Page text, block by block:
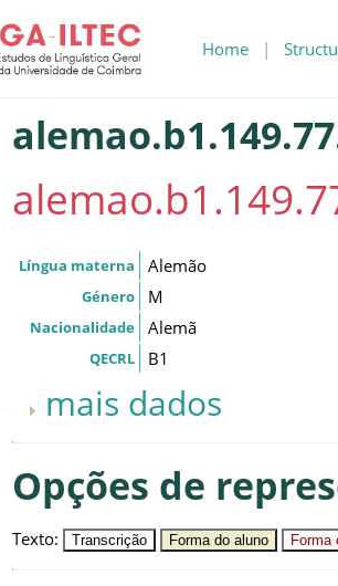
Home |
Língua materna Alemão
Género M
Nacionalidade Alemã
QECRL B1
mais dados
Opções de
Texto: Transcrição Forma do aluno Forma